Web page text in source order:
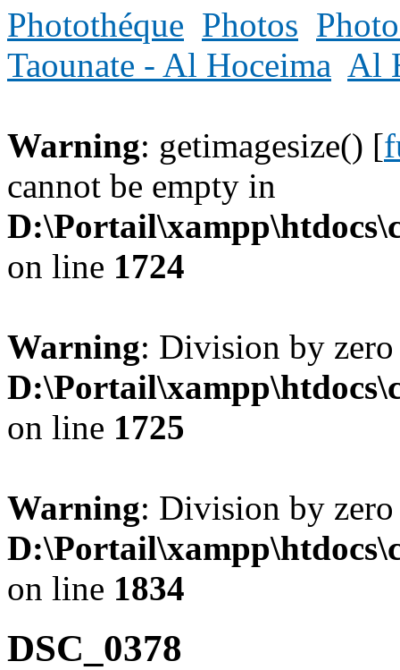
Photothéque Photos
Taounate - Al Hoceima Al
Warning: getimagesize() [
cannot be empty in
on line 1724
Warning: Division by
on line 1725
Warning: Division by
on line 1834
DSC_0378